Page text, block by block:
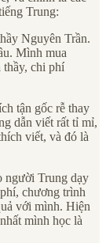
Trung:
Nguyên Trần.
Mình mua
chi phí
tận gốc rễ thay
dẫn viết rất tỉ mỉ,
viết, và đó là
người Trung dạy
chương trình
với mình. Hiện
mình học là